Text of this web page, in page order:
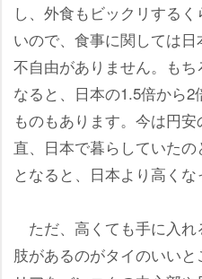
し、外食もビックリする
いので、食事に関しては
不自由がありません。も
なると、日本の1.5倍から
ものもあります。今は円
直、日本で暮らしていた
となると、日本より高くな
ただ、高くても手に入れ
肢があるのがタイのいい